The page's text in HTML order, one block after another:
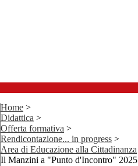
Home >
Didattica >
Offerta formativa >
Rendicontazione... in progress >
Area di Educazione alla Cittadinanza
Il Manzini a "Punto d'Incontro" 2025